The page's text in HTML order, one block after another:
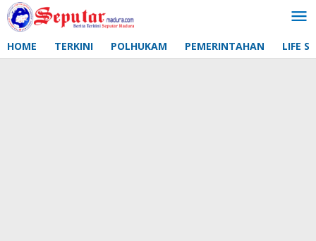
Lewati
ke
HOME TERKINI POLHUKAM PEMERINTAHAN LIFE